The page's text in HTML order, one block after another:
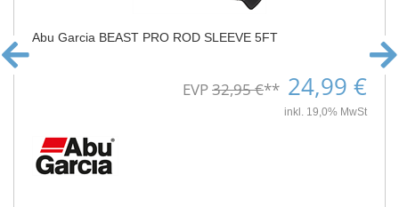
Abu Garcia BEAST PRO ROD SLEEVE 5FT
EVP32,95 €** 24,99 €
inkl. 19,0% MwSt